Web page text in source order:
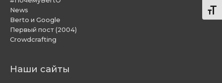
News
Berto и Google
Первый пост (2004)
Crowdcrafting
Наши сайты